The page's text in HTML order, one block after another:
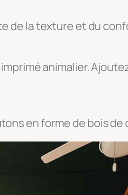
de la texture et du
animalier.
en forme de bois